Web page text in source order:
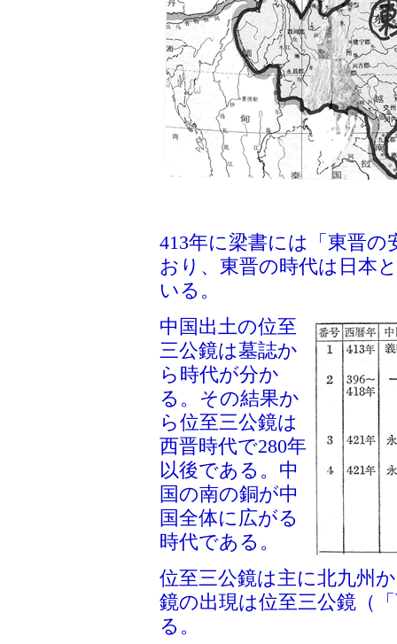
413年に梁書には「東晋
おり、東晋の時代は日本
いる。
中国出土の位至
三公鏡は墓誌か
ら時代が分か
る。その結果か
ら位至三公鏡は
西晋時代で280年
以後である。中
国の南の銅が中
国全体に広がる
時代である。
位至三公鏡は主に北九州
鏡の出現は位至三公鏡（
る。